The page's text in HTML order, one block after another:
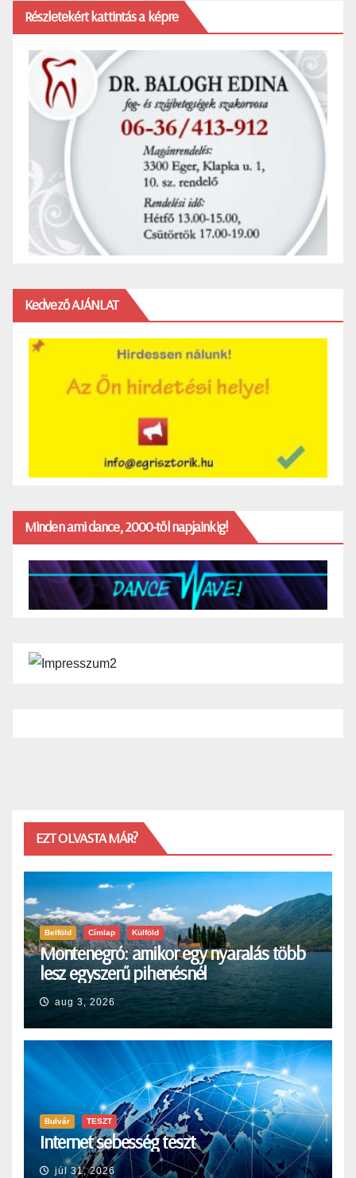
Részletekért kattintás a képre
Kedvező AJÁNLAT
Minden ami dance, 2000-től napjainkig!
EZT OLVASTA MÁR?
Belföld Címlap Külföld
Montenegró: amikor egy nyaralás több
lesz egyszerű pihenésnél
aug 3, 2026
Bulvár TESZT
Internet sebesség teszt
júl 31, 2026